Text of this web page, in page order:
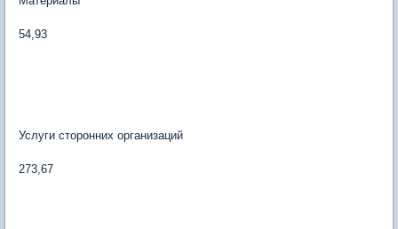
54,93
Услуги сторонних организаций
273,67